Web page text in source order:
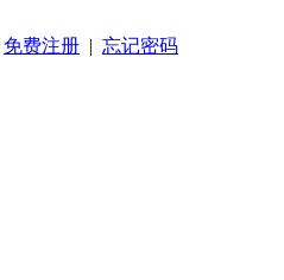
免费注册 | 忘记密码